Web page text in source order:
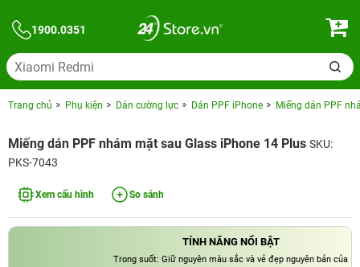
1900.0351
Trang chủ Phụ kiện Dán cường lực Dán PPF iPhone Miếng dán PPF
Miếng dán PPF nhám mặt sau Glass iPhone 14 Plus SKU:
PKS-7043
Xem cấu hình So sánh
TÍNH NĂNG NỔI BẬT
Trong suốt: Giữ nguyên màu sắc và vẻ đẹp nguyên bản của